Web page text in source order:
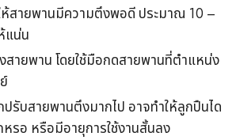
ห้สายพานมีความตึงพอดี ประมาณ 10 –
แน่น
สายพาน โดยใช้มือกดสายพานที่ตำแหน่ง
ปรับสายพานตึงมากไป อาจทำให้ลูกปืนได
รอ หรือมีอายุการใช้งานสั้นลง